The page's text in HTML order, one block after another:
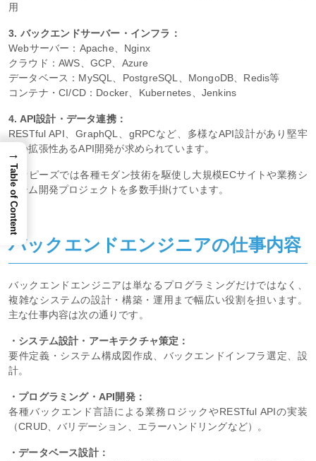
用
3. バックエンドサーバー・インフラ：
Webサーバー：Apache、Nginx
クラウド：AWS、GCP、Azure
データベース：MySQL、PostgreSQL、MongoDB、Redis等
コンテナ・CI/CD：Docker、Kubernetes、Jenkins
4. API設計・データ連携：
RESTful API、GraphQL、gRPCなど、多様なAPI設計があり堅牢
かつ拡張性あるAPI開発が求められています。
カオピーズでは各種モダン技術を駆使し大規模ECサイトや業務シ
ステム開発プロジェクトを多数手掛けています。
バックエンドエンジニアの仕事内容
バックエンドエンジニアは単なるプログラミングだけではなく、
複雑なシステムの設計・構築・運用まで幅広い役割を担います。
主な仕事内容は次の通りです。
・システム設計・アーキテクチャ策定：
要件定義・システム構成図作成、バックエンドインフラ選定、設
計。
・プログラミング・API開発：
各種バックエンド言語による業務ロジックやRESTful APIの実装
（CRUD、バリデーション、エラーハンドリングなど）。
・データベース設計：
→
Table of Content